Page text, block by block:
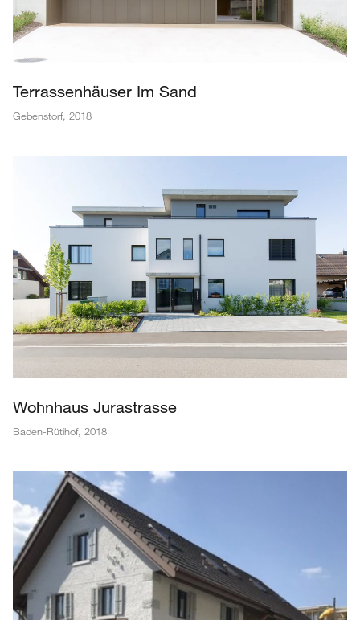
Terrassenhäuser Im Sand
Gebenstorf, 2018
Wohnhaus Jurastrasse
Baden-Rütihof, 2018